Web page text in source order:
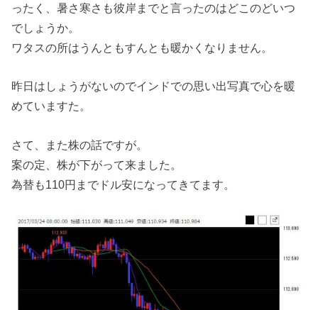
ったく、暑さ寒さも彼岸までと言ったのはどこのどいつ
でしょうか。
ワタスの所はうんともすんとも暖かくなりません。
昨日はしょうがないのでインドでの思い出写真で心を暖
めていますた。
さて、また株の話ですが。
案の定、株が下がって来ました。
為替も110円までドル安になってきてます。